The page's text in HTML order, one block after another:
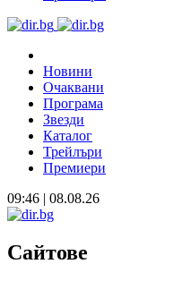
Новини
Очаквани
Програма
Звезди
Каталог
Трейлъри
Премиери
09:46 | 08.08.26
Сайтове